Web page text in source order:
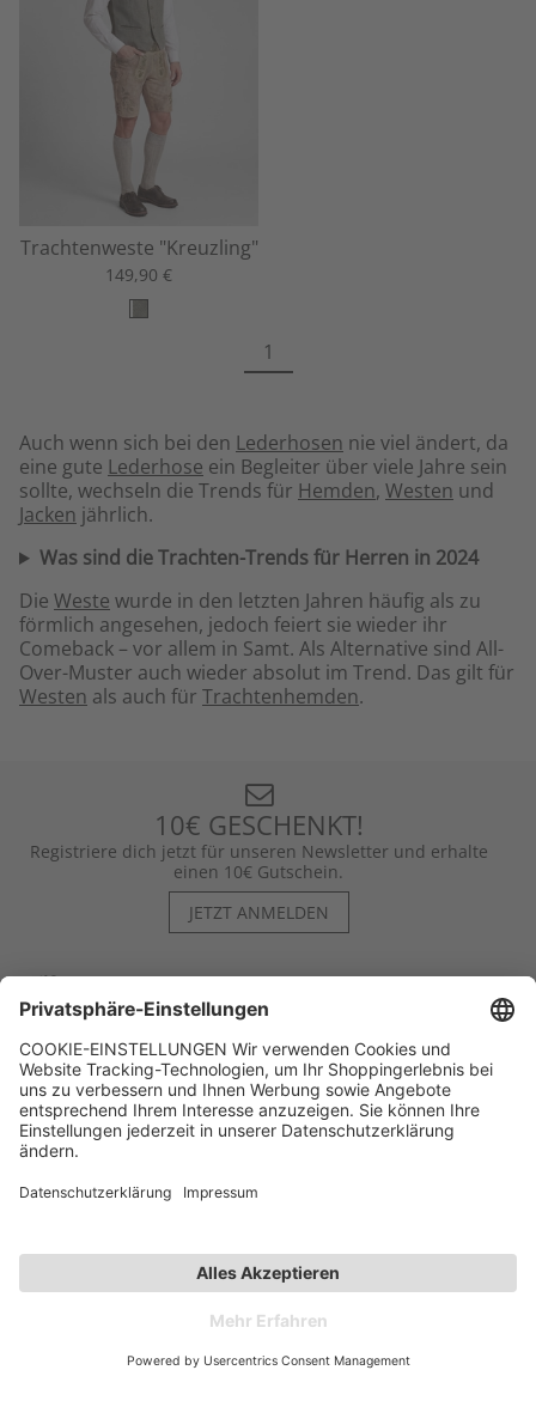
Trachtenweste "Kreuzling"
149,90 €
1
Auch wenn sich bei den Lederhosen nie viel ändert, da
eine gute Lederhose ein Begleiter über viele Jahre sein
sollte, wechseln die Trends für Hemden, Westen und
Jacken jährlich.
Was sind die Trachten-Trends für Herren in 2024
Die Weste wurde in den letzten Jahren häufig als zu
förmlich angesehen, jedoch feiert sie wieder ihr
Comeback – vor allem in Samt. Als Alternative sind All-
Over-Muster auch wieder absolut im Trend. Das gilt für
Westen als auch für Trachtenhemden.
10€ GESCHENKT!
Registriere dich jetzt für unseren Newsletter und erhalte
einen 10€ Gutschein.
JETZT ANMELDEN
Hilfe
Kontakt
Kategorien
Affiliate-Partner­programm